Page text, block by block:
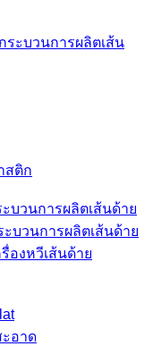
ระบวนการผลิตเส้น
สติก
บวนการผลิตเส้นด้าย
บวนการผลิตเส้นด้าย
องหวีเส้นด้าย
อาด